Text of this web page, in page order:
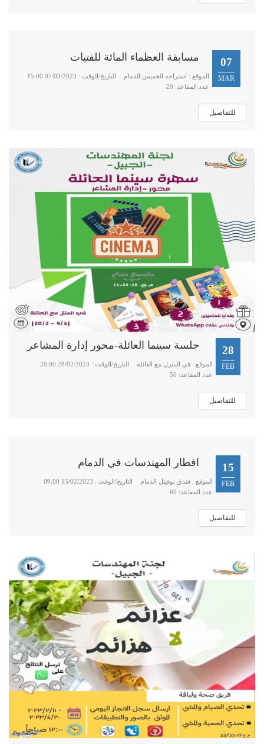
07
MAR
مسابقة العظماء المائة للفتيات
الموقع : استراحة الخميس الدمام
التاريخ/الوقت : 07/03/2023 15:00
عدد المقاعد: 20
للتفاصيل
28
FEB
جلسة سينما العائلة-محور إدارة المشاعر
الموقع : في المنزل مع العائلة
التاريخ/الوقت : 28/02/2023 20:00
عدد المقاعد: 50
للتفاصيل
15
FEB
افطار المهندسات في الدمام
الموقع : فندق نوفيتل الدمام
التاريخ/الوقت : 15/02/2023 09:00
عدد المقاعد: 60
للتفاصيل